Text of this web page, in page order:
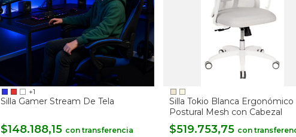
+1
Silla Gamer Stream De Tela
$148.188,15 con
Silla Tokio Blanca Ergonómico
Postural Mesh con Cabezal
$519.753,75 con